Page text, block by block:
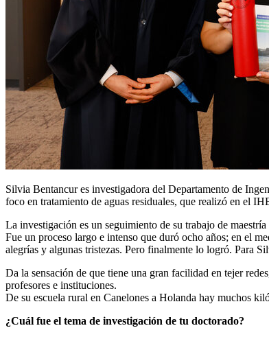
Silvia Bentancur es investigadora del Departamento de
foco en tratamiento de aguas residuales, que realizó en el
La investigación es un seguimiento de su trabajo de
Fue un proceso largo e intenso que duró ocho años; en el
alegrías y algunas tristezas. Pero finalmente lo logró. Para
Da la sensación de que tiene una gran facilidad en tejer
profesores e instituciones.
De su escuela rural en Canelones a Holanda hay muchos
¿Cuál fue el tema de investigación de tu doctorado?